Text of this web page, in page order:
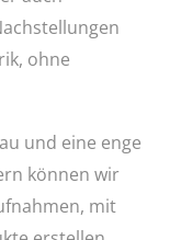
ohne
und eine enge
können wir
mit